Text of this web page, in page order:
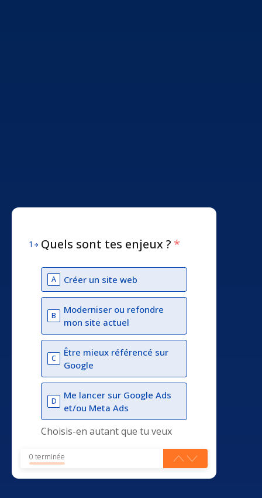
1 Quels sont tes enjeux ? *
A Créer un site web
B
Moderniser ou refondre
mon site actuel
C
Être mieux référencé sur
Google
D
Me lancer sur Google Ads
et/ou Meta Ads
Choisis-en autant que tu veux
0 terminée